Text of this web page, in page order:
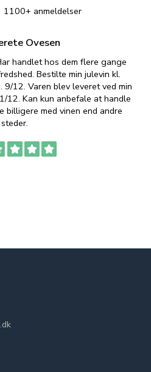
1100+ anmeldelser
Ovesen
handlet hos dem flere gange
Bestilte min julevin kl.
12. Varen blev leveret ved min
12. Kan kun anbefale at handle
billigere med vinen end andre
steder.